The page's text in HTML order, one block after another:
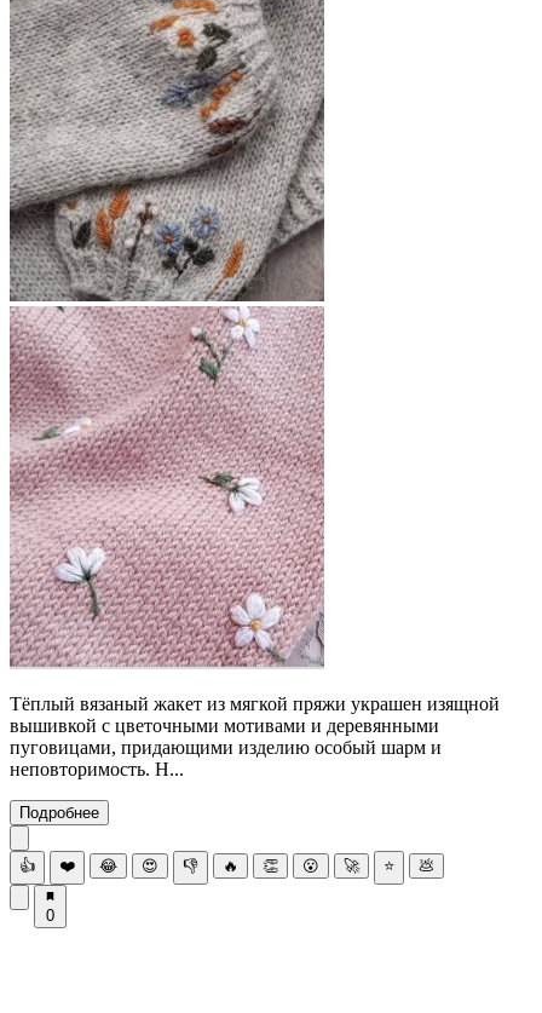
Тёплый вязаный жакет из мягкой пряжи украшен изящной
вышивкой с цветочными мотивами и деревянными
пуговицами, придающими изделию особый шарм и
неповторимость. Н...
Подробнее
👍 ❤️ 😂 😍 👎 🔥 👏 😮 🚀 ⭐ 💩
0